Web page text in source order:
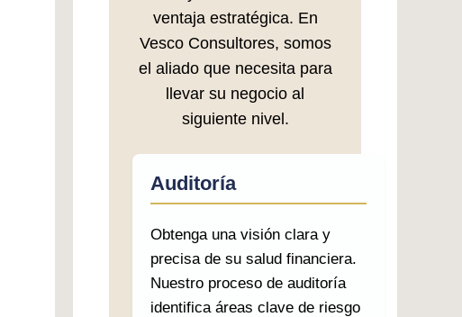
ventaja estratégica. En
Vesco Consultores, somos
el aliado que necesita para
llevar su negocio al
siguiente nivel.
Auditoría
Obtenga una visión clara y
precisa de su salud financiera.
Nuestro proceso de auditoría
identifica áreas clave de riesgo